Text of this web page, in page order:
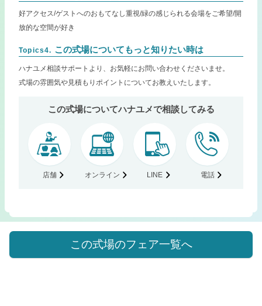
好アクセス/ゲストへのおもてなし重視/緑の感じられる会場をご希望/開
放的な空間が好き
Topics4. この式場についてもっと知りたい時は
ハナユメ相談サポートより、お気軽にお問い合わせくださいませ。
式場の雰囲気や見積もりポイントについてお教えいたします。
この式場についてハナユメで相談してみる
店舗 オンライン LINE 電話
この式場のフェア一覧へ